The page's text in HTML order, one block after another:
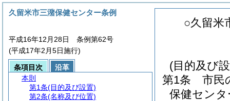
○久留米
(目的及び
第1条
市民
保健センタ
久留米市三潴保健センター条例
平成16年12月28日 条例第62号
(平成17年2月5日施行)
条項目次
沿革
本則
第1条(目的及び設置)
第2条(名称及び位置)